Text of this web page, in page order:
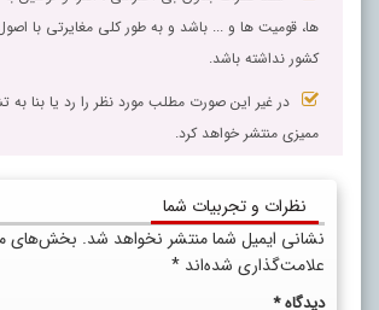
ها، قومیت ها و ... باشد و به طور کلی مغایرتی با
کشور نداشته باشد.
در غیر این صورت مطلب مورد نظر را رد یا بنا
ممیزی منتشر خواهد کرد.
نظرات و تجربیات شما
نشانی ایمیل شما منتشر نخواهد شد. بخش‌های
علامت‌گذاری شده‌اند *
دیدگاه*